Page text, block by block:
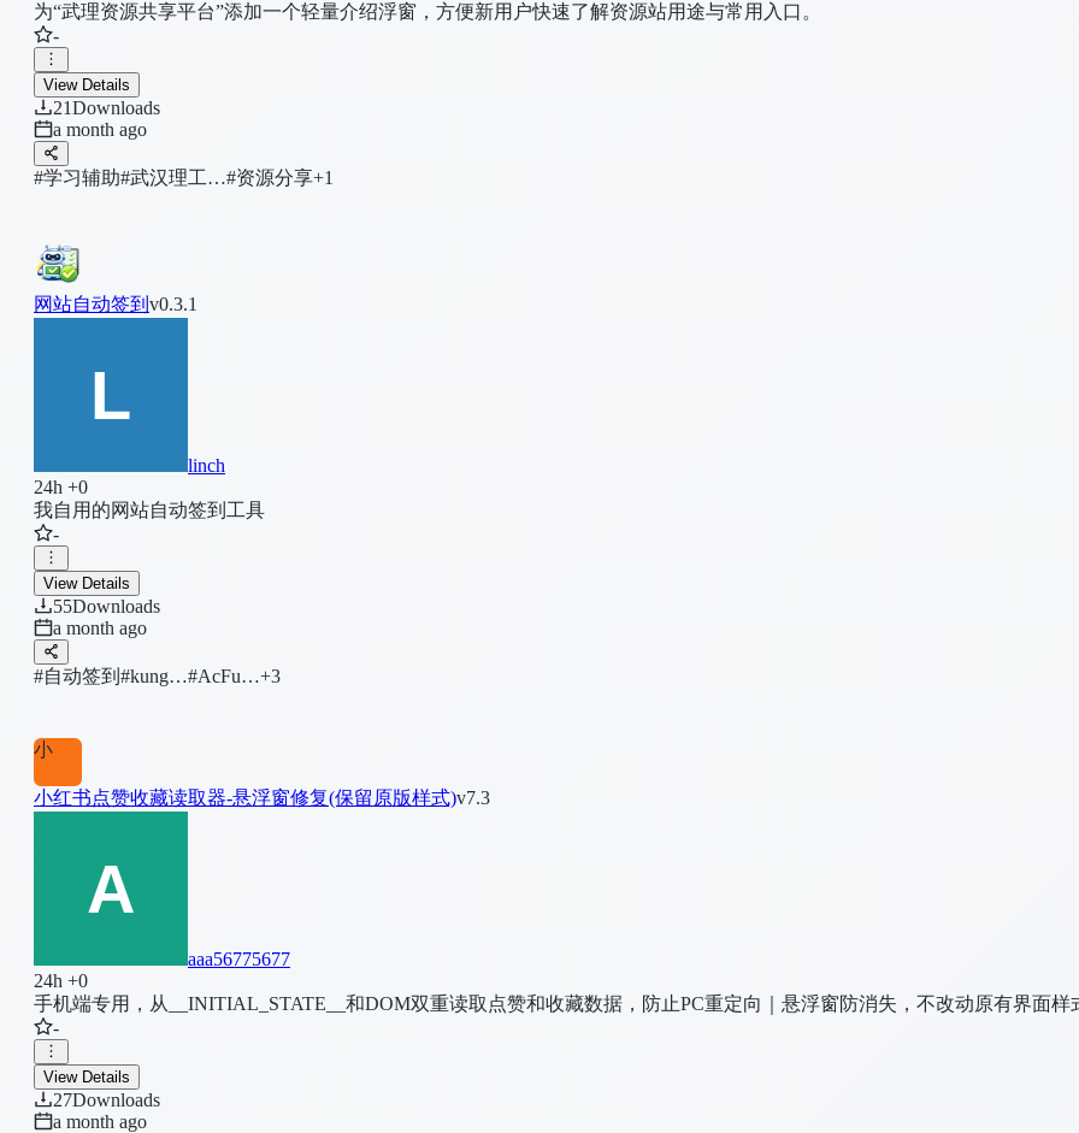
为“武理资源共享平台”添加一个轻量介绍浮窗，方便新用户快速了解资源站用途与常用入口。
-
View Details
21Downloads
a month ago
#学习辅助#武汉理工…#资源分享+1
网站自动签到 v0.3.1
linch
24h +0
我自用的网站自动签到工具
-
View Details
55Downloads
a month ago
#自动签到 #kung…#AcFu…+3
小
小红书点赞收藏读取器-悬浮窗修复(保留原版样式)v7.3
aaa56775677
24h +0
手机端专用，从__INITIAL_STATE__和DOM双重读取点赞和收藏数据，防止PC重定向｜悬浮窗防消失，不改动原有界面样
-
View Details
27Downloads
a month ago